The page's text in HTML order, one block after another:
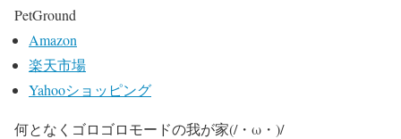
PetGround
Amazon
楽天市場
Yahooショッピング
何となくゴロゴロモードの我が家(/・ω・)/